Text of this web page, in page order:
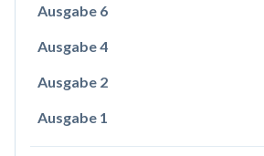
Ausgabe 6
Ausgabe 4
Ausgabe 2
Ausgabe 1